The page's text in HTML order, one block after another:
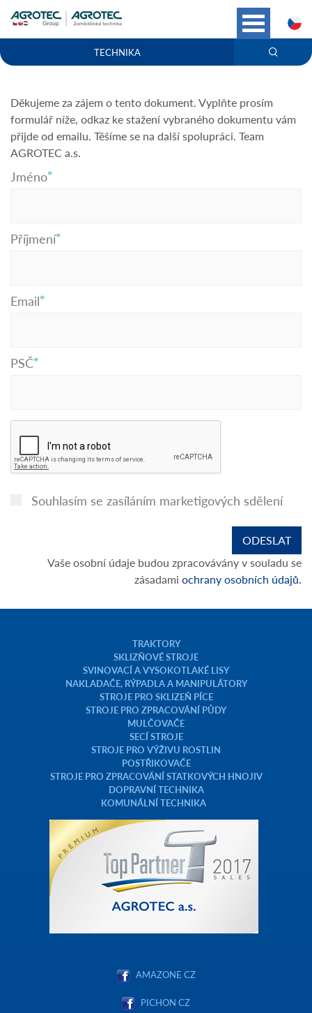
TECHNIKA
Děkujeme za zájem o tento dokument. Vyplňte prosím
formulář níže, odkaz ke stažení vybraného dokumentu vám
přijde od emailu. Těšíme se na další spolupráci. Team
AGROTEC a.s.
Jméno
Příjmení
Email
PSČ
Souhlasím se zasíláním marketigových sdělení
Vaše osobní údaje budou zpracovávány v souladu se
zásadami ochrany osobních údajů.
TRAKTORY
SKLIZŇOVÉ STROJE
SVINOVACÍ A VYSOKOTLAKÉ LISY
NAKLADAČE, RÝPADLA A MANIPULÁTORY
STROJE PRO SKLIZEŇ PÍCE
STROJE PRO ZPRACOVÁNÍ PŮDY
MULČOVAČE
SECÍ STROJE
STROJE PRO VÝŽIVU ROSTLIN
POSTŘIKOVAČE
STROJE PRO ZPRACOVÁNÍ STATKOVÝCH HNOJIV
DOPRAVNÍ TECHNIKA
KOMUNÁLNÍ TECHNIKA
AMAZONE CZ
PICHON CZ